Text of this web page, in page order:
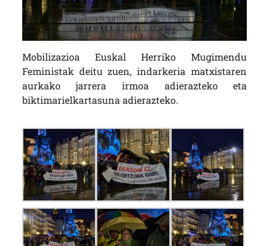
Mobilizazioa Euskal Herriko Mugimendu
Feministak deitu zuen, indarkeria matxistaren
aurkako jarrera irmoa adierazteko eta
biktimarielkartasuna adierazteko.